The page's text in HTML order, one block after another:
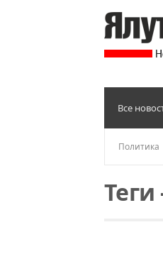
Все
Политика
Теги